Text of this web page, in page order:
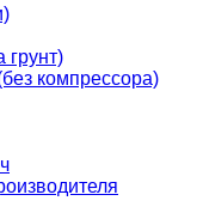
грунт)
компрессора)